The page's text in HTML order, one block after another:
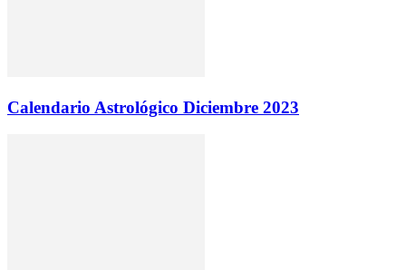
Calendario Astrológico Diciembre 2023